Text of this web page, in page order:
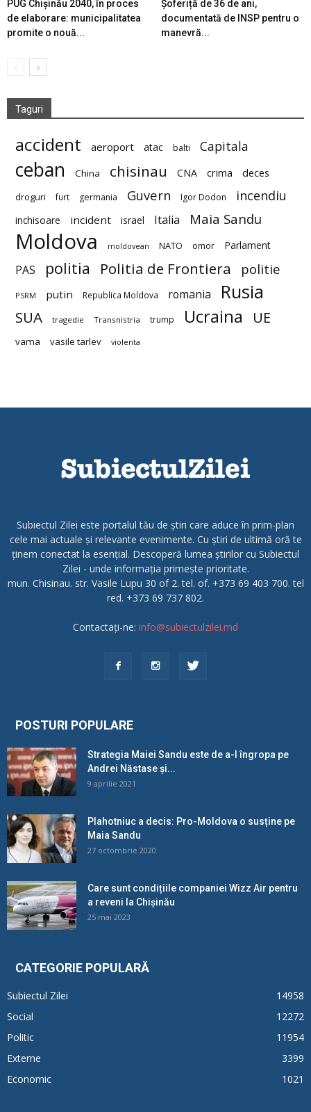
PUG Chișinău 2040, în proces
de elaborare: municipalitatea
promite o nouă...
Șoferiță de 36 de ani,
documentată de INSP pentru o
manevră...
Taguri
accident aeroport atac balti Capitala
ceban China chisinau CNA crima deces
droguri furt germania Guvern Igor Dodon incendiu
inchisoare incident israel Italia Maia Sandu
Moldova moldovean NATO omor Parlament
PAS politia Politia de Frontiera politie
PSRM putin Republica Moldova romania Rusia
SUA tragedie Transnistria trump Ucraina UE
vama vasile tarlev violenta
Subiectul Zilei este portalul tău de știri care aduce în prim-plan
cele mai actuale și relevante evenimente. Cu știri de ultimă oră te
ținem conectat la esențial. Descoperă lumea știrilor cu Subiectul
Zilei - unde informația primește prioritate.
mun. Chisinau. str. Vasile Lupu 30 of 2. tel. of. +373 69 403 700. tel
red. +373 69 737 802.
Contactați-ne: info@subiectulzilei.md
POSTURI POPULARE
Strategia Maiei Sandu este de a-l îngropa pe
Andrei Năstase și...
9 aprilie 2021
Plahotniuc a decis: Pro-Moldova o susține pe
Maia Sandu
27 octombrie 2020
Care sunt condițiile companiei Wizz Air pentru
a reveni la Chișinău
25 mai 2023
CATEGORIE POPULARĂ
Subiectul Zilei
14958
Social
12272
Politic
11954
Externe
3399
Economic
1021